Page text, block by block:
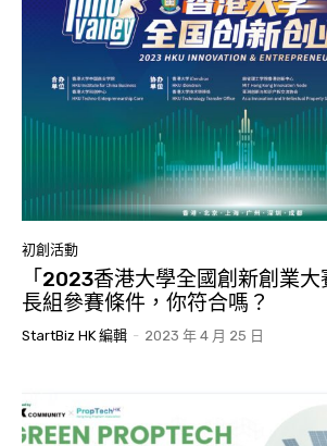
初創活動
「2023香港大學全國創新創業
長組參賽條件，你符合嗎？
StartBiz HK 編輯 - 2023 年 4 月 25 日